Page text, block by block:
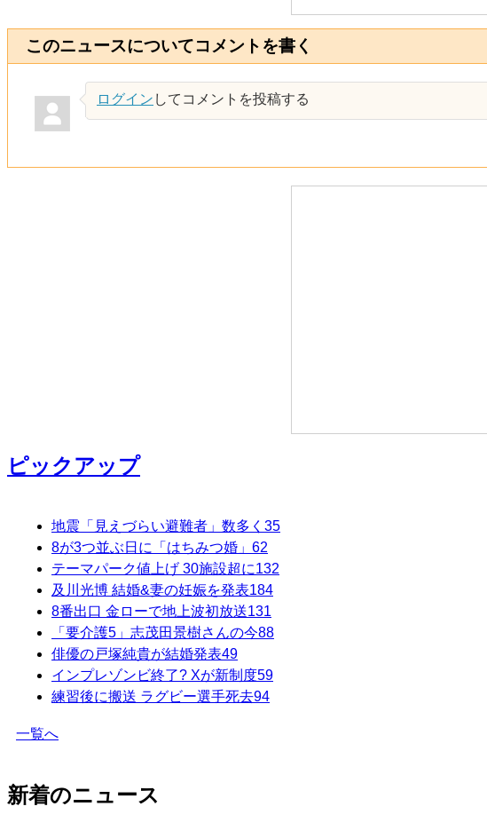
このニュースについてコメントを書く
ログイン してコメントを投稿する
ピックアップ
地震「見えづらい避難者」数多く 35
8が3つ並ぶ日に「はちみつ婚」 62
テーマパーク値上げ 30施設超に132
及川光博 結婚&妻の妊娠を発表184
8番出口 金ローで地上波初放送131
「要介護5」志茂田景樹さんの今88
俳優の戸塚純貴が結婚発表49
インプレゾンビ終了? Xが新制度59
練習後に搬送 ラグビー選手死去94
一覧へ
新着のニュース